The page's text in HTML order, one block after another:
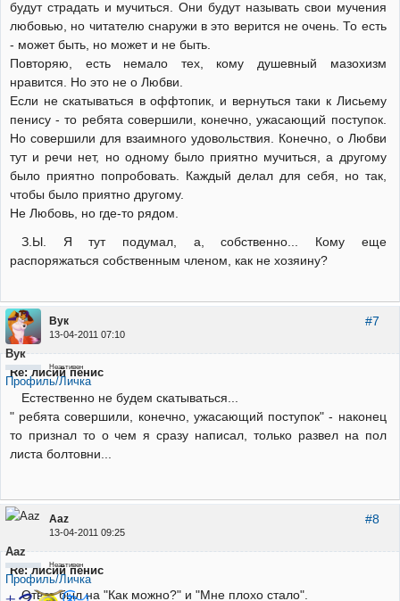
будут страдать и мучиться. Они будут называть свои мучения
любовью, но читателю снаружи в это верится не очень. То есть
- может быть, но может и не быть.
Повторяю, есть немало тех, кому душевный мазохизм
нравится. Но это не о Любви.
Если не скатываться в оффтопик, и вернуться таки к Лисьему
пенису - то ребята совершили, конечно, ужасающий поступок.
Но совершили для взаимного удовольствия. Конечно, о Любви
тут и речи нет, но одному было приятно мучиться, а другому
было приятно попробовать. Каждый делал для себя, но так,
чтобы было приятно другому.
Не Любовь, но где-то рядом.
З.Ы. Я тут подумал, а, собственно... Кому еще
распоряжаться собственным членом, как не хозяину?
#7
Вук
13-04-2011 07:10
Вук
Неактивен
Профиль/Личка
Re: лисий пенис
Естественно не будем скатываться...
" ребята совершили, конечно, ужасающий поступок" - наконец
то признал то о чем я сразу написал, только развел на пол
листа болтовни...
#8
Aaz
13-04-2011 09:25
Aaz
Неактивен
Профиль/Личка
Re: лисий пенис
Ответ был на "Как можно?" и "Мне плохо стало".